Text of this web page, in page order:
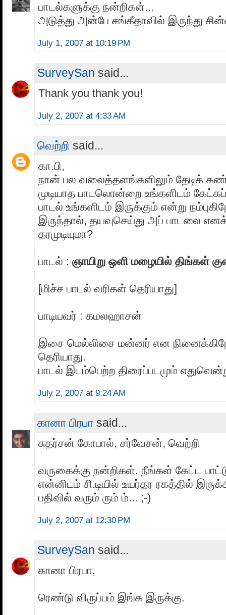
பாடல்களுக்கு நன்றிகள்...
அடுத்து அன்பே சங்கீதாவில் இருந்து
July 1, 2007 at 10:19 PM
SurveySan said...
Thank you thank you!
July 2, 2007 at 4:33 AM
வெற்றி said...
கா.பி,
நான் பல வலைத்தளங்களிலும் தேடிக்
முடியாத பாடலொன்றை உங்களிடம்
பாடல் உங்களிடம் இருக்கும் என்று
இருந்தால், தயவுசெய்து அப் பாடலை
தரமுடியுமா?
பாடல் : ஞாயிறு ஒளி மழையில் திங்கள்
[மிச்ச பாடல் வரிகள் தெரியாது]
பாடியவர் : கமலஹாசன்
இசை மெல்லிசை மன்னர் என
தெரியாது.
பாடல் இடம்பெற்ற திரைப்படமும்
July 2, 2007 at 9:24 AM
கானா பிரபா said...
சுதர்சன் கோபால், சர்வேசன், வெற்றி
வருகைக்கு நன்றிகள். நீங்கள் கேட்ட
என்னிடம் சி.டியில் உயர்தர ரகத்தில்
பதிவில் வரும் ரும் ம்... ;-)
July 2, 2007 at 12:30 PM
SurveySan said...
கானா பிரபா,
ரெண்டு விருப்பம் இங்க இருக்கு.